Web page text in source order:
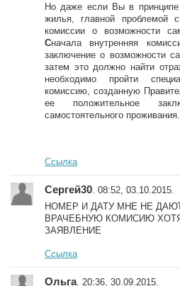
Но даже если Вы в принципе
жилья, главной проблемой
комиссии о возможности
Сначала внутренняя
заключение о возможности
затем это должно найти
необходимо пройти
комиссию, созданную
ее положительное
самостоятельного проживания.
Ссылка
Сергей30 . 08:52, 03.10.2015.
НОМЕР И ДАТУ МНЕ НЕ
ВРАЧЕБНУЮ КОМИСИЮ
ЗАЯВЛЕНИЕ
Ссылка
Ольга. 20:36, 30.09.2015.